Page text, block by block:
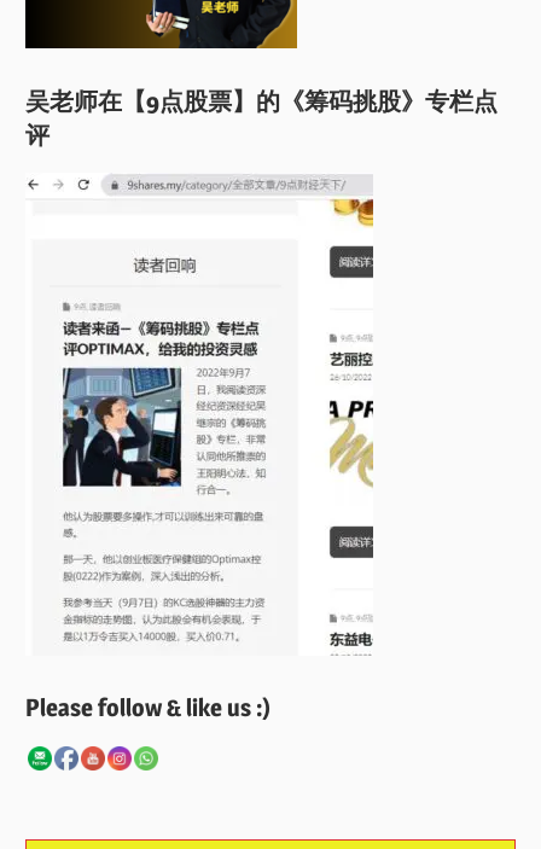
吴老师在【9点股票】的《筹码挑股》专栏点
评
Please follow & like us :)